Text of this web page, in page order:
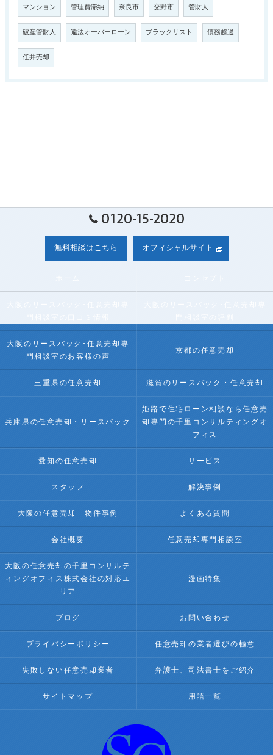
マンション 管理費滞納 奈良市 交野市 管財人
破産管財人 違法オーバーローン ブラックリスト 債務超過
任井売却
0120-15-2020
無料相談はこちら オフィシャルサイト
大阪のリースバック･任意売却専
門相談室のお客様の声
京都の任意売却
三重県の任意売却 滋賀のリースバック・任意売却
兵庫県の任意売却・リースバック
姫路で住宅ローン相談なら任意売
却専門の千里コンサルティングオ
フィス
愛知の任意売却 サービス
スタッフ 解決事例
大阪の任意売却 物件事例 よくある質問
会社概要 任意売却専門相談室
大阪の任意売却の千里コンサルテ
ィングオフィス株式会社の対応エ
リア
漫画特集
ブログ お問い合わせ
プライバシーポリシー 任意売却の業者選びの極意
失敗しない任意売却業者 弁護士、司法書士をご紹介
サイトマップ 用語一覧